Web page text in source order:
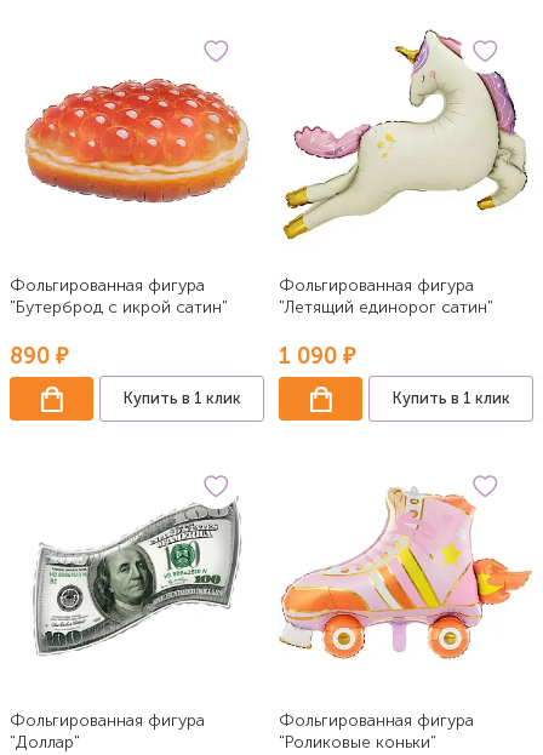
Фольгированная фигура
"Бутерброд с икрой сатин"
890 ₽
Купить в 1 клик
Фольгированная фигура
"Летящий единорог сатин"
1 090 ₽
Купить в 1 клик
Фольгированная фигура
"Доллар"
Фольгированная фигура
"Роликовые коньки"